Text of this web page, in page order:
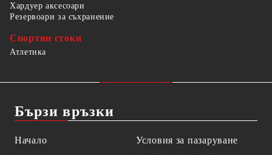
Хардуер аксесоари
Резервоари за съхранение
Спортни стоки
Атлетика
Бързи връзки
Начало
Условия за пазаруване